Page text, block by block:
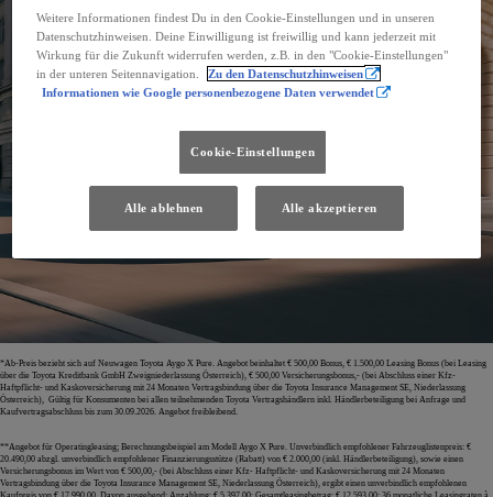
*Ab-Preis bezieht sich auf Neuwagen Toyota Aygo X Pure. Angebot beinhaltet € 500,00 Bonus, € 1.500,00 Leasing Bonus (bei Leasing
über die Toyota Kreditbank GmbH Zweigniederlassung Österreich), € 500,00 Versicherungsbonus,- (bei Abschluss einer Kfz-
Haftpflicht- und Kaskoversicherung mit 24 Monaten Vertragsbindung über die Toyota Insurance Management SE, Niederlassung
Österreich), Gültig für Konsumenten bei allen teilnehmenden Toyota Vertragshändlern inkl. Händlerbeteiligung bei Anfrage und
Kaufvertragsabschluss bis zum 30.09.2026. Angebot freibleibend.
**Angebot für Operatingleasing; Berechnungsbeispiel am Modell Aygo X Pure. Unverbindlich empfohlener Fahrzeuglistenpreis: €
20.490,00 abzgl. unverbindlich empfohlener Finanzierungsstütze (Rabatt) von € 2.000,00 (inkl. Händlerbeteiligung), sowie einen
Versicherungsbonus im Wert von € 500,00,- (bei Abschluss einer Kfz- Haftpflicht- und Kaskoversicherung mit 24 Monaten
Vertragsbindung über die Toyota Insurance Management SE, Niederlassung Österreich), ergibt einen unverbindlich empfohlenen
Weitere Informationen findest Du in den Cookie-Einstellungen und in unseren
Datenschutzhinweisen. Deine Einwilligung ist freiwillig und kann jederzeit mit
Wirkung für die Zukunft widerrufen werden, z.B. in den "Cookie-Einstellungen"
in der unteren Seitennavigation.
Zu den Datenschutzhinweisen
Informationen wie Google personenbezogene Daten verwendet
Cookie-Einstellungen
Alle ablehnen Alle akzeptieren